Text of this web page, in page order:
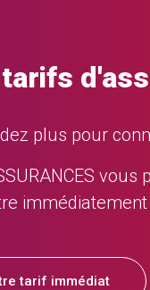
plus pour
tarif immédiat